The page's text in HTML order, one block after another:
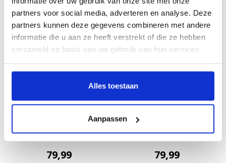
partners voor social media, adverteren en analyse. Deze
partners kunnen deze gegevens combineren met andere
informatie die u aan ze heeft verstrekt of die ze hebben
verzameld op basis van uw gebruik van hun services.
Alles toestaan
Aanpassen
Guiseppe | Nubuck
79,99
Guiseppe | Nubuck
79,99